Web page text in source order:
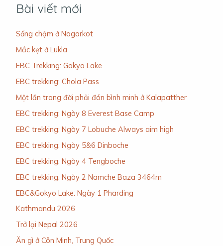
Bài viết mới
Sống chậm ở Nagarkot
Mắc kẹt ở Lukla
EBC Trekking: Gokyo Lake
EBC trekking: Chola Pass
Một lần trong đời phải đón bình minh ở Kalapatther
EBC trekking: Ngày 8 Everest Base Camp
EBC trekking: Ngày 7 Lobuche Always aim high
EBC trekking: Ngày 5&6 Dinboche
EBC trekking: Ngày 4 Tengboche
EBC trekking: Ngày 2 Namche Baza 3464m
EBC&Gokyo Lake: Ngày 1 Pharding
Kathmandu 2026
Trở lại Nepal 2026
Ăn gì ở Côn Minh, Trung Quốc